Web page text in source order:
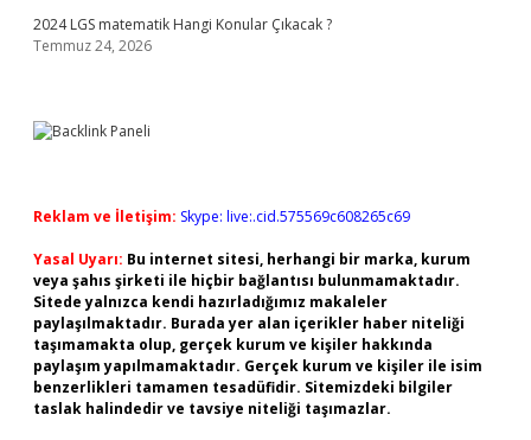
2024 LGS matematik Hangi Konular Çıkacak ?
Temmuz 24, 2026
Reklam ve İletişim: Skype: live:.cid.575569c608265c69
Yasal Uyarı: Bu internet sitesi, herhangi bir marka, kurum
veya şahıs şirketi ile hiçbir bağlantısı bulunmamaktadır.
Sitede yalnızca kendi hazırladığımız makaleler
paylaşılmaktadır. Burada yer alan içerikler haber niteliği
taşımamakta olup, gerçek kurum ve kişiler hakkında
paylaşım yapılmamaktadır. Gerçek kurum ve kişiler ile isim
benzerlikleri tamamen tesadüfidir. Sitemizdeki bilgiler
taslak halindedir ve tavsiye niteliği taşımazlar.